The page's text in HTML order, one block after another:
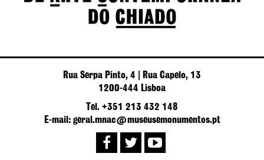
Rua Serpa Pinto, 4 | Rua Capelo, 13
1200-444 Lisboa
Tel. +351 213 432 148
E-mail: geral.mnac@museusemonumentos.pt